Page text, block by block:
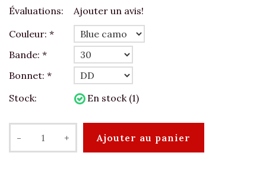
Évaluations:
Ajouter un avis!
Couleur: *
Bande: *
Bonnet: *
Stock:
En stock (1)
- + Ajouter au panier